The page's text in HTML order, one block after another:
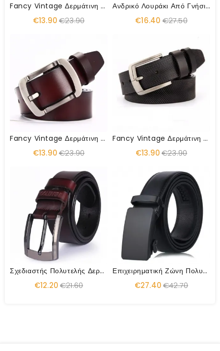
Fancy Vintage Δερμάτινη Ζώνη
€13.90€23.90
Ανδρικό Λουράκι Από Γνήσιο Δέρμα
€16.40 €27.50
Fancy Vintage Δερμάτινη Ζώνη
€13.90€23.90
Fancy Vintage Δερμάτινη Ζώνη
€13.90€23.90
Σχεδιαστής Πολυτελής Δερμάτινη Ζώνη Cowskin
€12.20€21.60
Επιχειρηματική Ζώνη Πολυτελείας Μόδας Highgrade
€27.40€42.70